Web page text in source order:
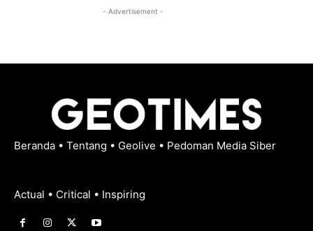
- Advertisement -
Beranda • Tentang • Geolive • Pedoman Media Siber
Actual • Critical • Inspiring